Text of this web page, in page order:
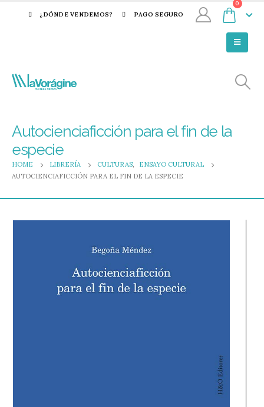
¿DÓNDE VENDEMOS? PAGO SEGURO
0
Autocienciaficción para el fin de la
especie
HOME LIBRERÍA CULTURAS,
ENSAYO CULTURAL
AUTOCIENCIAFICCIÓN PARA EL FIN DE LA ESPECIE